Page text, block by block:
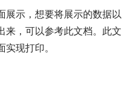
展示，想要将展示的数据以
来，可以参考此文档。此文
现打印。